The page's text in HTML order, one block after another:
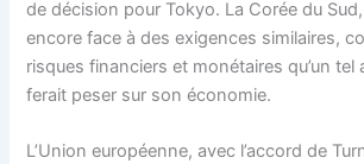
de décision pour Tokyo. La Corée du
encore face à des exigences similaires,
risques financiers et monétaires qu’un tel
ferait peser sur son économie.
L’Union européenne, avec l’accord de